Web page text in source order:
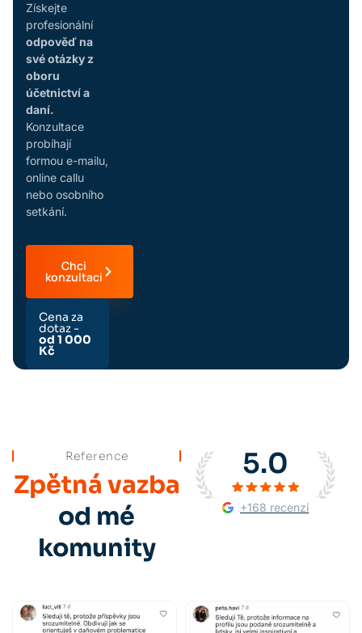
Získejte
profesionální
odpověď na
své otázky z
oboru
účetnictví a
daní.
Konzultace
probíhají
formou e-mailu,
online callu
nebo osobního
setkání.
Chci
konzultaci
Cena za
dotaz -
od 1 000
Kč
Reference
Zpětná vazba
od mé
komunity
5.0
+168 recenzí